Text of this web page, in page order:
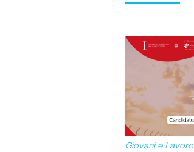
Giovani e Lavoro